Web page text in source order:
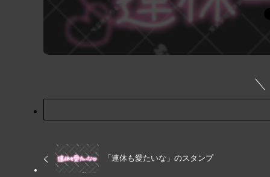
「連休も愛たいな」のスタンプ